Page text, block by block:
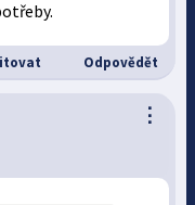
Odpovědět
⋮